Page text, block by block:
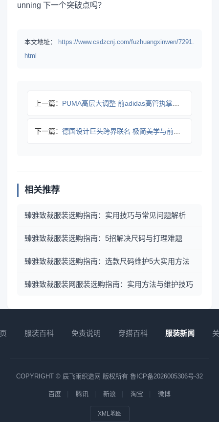
unning 下一个突破点吗？
本文地址：
https://www.csdzcnj.com/fuzhuangxinwen/7291.
html
上一篇： PUMA高层大调整 前adidas高管执掌帅印
下一篇： 德国设计巨头跨界联名 极简美学与前沿技术融合打造眼镜新品
相关推荐
臻雅致裁服装选购指南：实用技巧与常见问题解析
臻雅致裁服装选购指南：5招解决尺码与打理难题
臻雅致裁服装选购指南：选款尺码维护5大实用方法
臻雅致裁服装网服装选购指南：实用方法与维护技巧
服装百科 免责说明 穿搭百科 服装新闻
COPYRIGHT © 辰飞雨织造网 版权所有 鲁ICP备2026005306号-32
百度 腾讯 新浪 淘宝 微博
XML地图